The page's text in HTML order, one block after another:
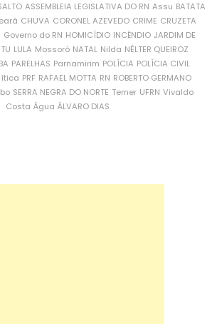
ASSEMBLEIA LEGISLATIVA DO RN Assu BATATA
CHUVA CORONEL AZEVEDO CRIME CRUZETA
Governo do RN HOMICÍDIO INCÊNDIO JARDIM DE
LULA Mossoró NATAL Nilda NÉLTER QUEIROZ
PARELHAS Parnamirim POLÍCIA POLÍCIA CIVIL
PRF RAFAEL MOTTA RN ROBERTO GERMANO
SERRA NEGRA DO NORTE Temer UFRN Vivaldo
Costa Água ÁLVARO DIAS